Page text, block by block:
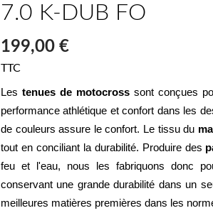
7.0 K-DUB FO
199,00 €
TTC
Les tenues de motocross sont conçues
performance athlétique et confort dans les
de couleurs assure le confort. Le tissu du
tout en conciliant la durabilité. Produire des
feu et l'eau, nous les fabriquons donc
conservant une grande durabilité dans un
meilleures matières premières dans les